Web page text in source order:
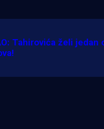
Tahirovića želi jedan